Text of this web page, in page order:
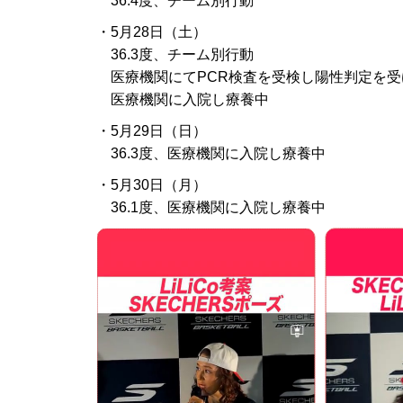
・5月28日（土）
36.3度、チーム別行動
医療機関にてPCR検査を受検し陽性判定を
医療機関に入院し療養中
・5月29日（日）
36.3度、医療機関に入院し療養中
・5月30日（月）
36.1度、医療機関に入院し療養中